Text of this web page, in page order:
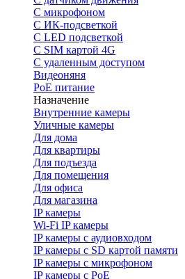
С микрофоном
С ИК-подсветкой
С LED подсветкой
C SIM картой 4G
C удаленным доступом
Видеоняня
PoE питание
Назначение
Внутренние камеры
Уличные камеры
Для дома
Для квартиры
Для подъезда
Для помещения
Для офиса
Для магазина
IP камеры
Wi-Fi IP камеры
IP камеры с аудиовходом
IP камеры с SD картой памяти
IP камеры с микрофоном
IP камеры с PoE